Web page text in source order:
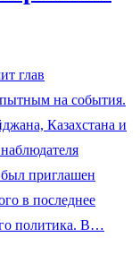
глав
на события.
Казахстана и
был приглашен
в последнее
политика. В…